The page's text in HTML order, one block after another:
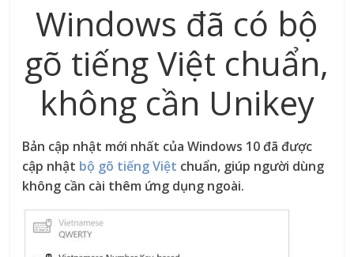
Windows đã có bộ
gõ tiếng Việt chuẩn,
không cần Unikey
Bản cập nhật mới nhất của Windows 10 đã được
cập nhật bộ gõ tiếng Việt chuẩn, giúp người dùng
không cần cài thêm ứng dụng ngoài.